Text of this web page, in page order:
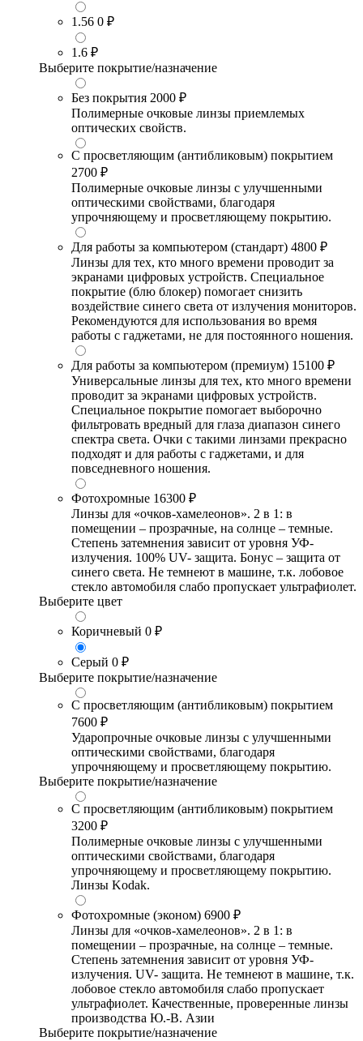
1.56 0 ₽
1.6 ₽
Выберите покрытие/назначение
Без покрытия 2000 ₽
Полимерные очковые линзы приемлемых
оптических свойств.
С просветляющим (антибликовым) покрытием
2700 ₽
Полимерные очковые линзы с улучшенными
оптическими свойствами, благодаря
упрочняющему и просветляющему покрытию.
Для работы за компьютером (стандарт) 4800 ₽
Линзы для тех, кто много времени проводит за
экранами цифровых устройств. Специальное
покрытие (блю блокер) помогает снизить
воздействие синего света от излучения мониторов.
Рекомендуются для использования во время
работы с гаджетами, не для постоянного ношения.
Для работы за компьютером (премиум) 15100 ₽
Универсальные линзы для тех, кто много времени
проводит за экранами цифровых устройств.
Специальное покрытие помогает выборочно
фильтровать вредный для глаза диапазон синего
спектра света. Очки с такими линзами прекрасно
подходят и для работы с гаджетами, и для
повседневного ношения.
Фотохромные 16300 ₽
Линзы для «очков-хамелеонов». 2 в 1: в
помещении – прозрачные, на солнце – темные.
Степень затемнения зависит от уровня УФ-
излучения. 100% UV- защита. Бонус – защита от
синего света. Не темнеют в машине, т.к. лобовое
стекло автомобиля слабо пропускает ультрафиолет.
Выберите цвет
Коричневый 0 ₽
Серый 0 ₽
Выберите покрытие/назначение
С просветляющим (антибликовым) покрытием
7600 ₽
Ударопрочные очковые линзы с улучшенными
оптическими свойствами, благодаря
упрочняющему и просветляющему покрытию.
Выберите покрытие/назначение
С просветляющим (антибликовым) покрытием
3200 ₽
Полимерные очковые линзы с улучшенными
оптическими свойствами, благодаря
упрочняющему и просветляющему покрытию.
Линзы Kodak.
Фотохромные (эконом) 6900 ₽
Линзы для «очков-хамелеонов». 2 в 1: в
помещении – прозрачные, на солнце – темные.
Степень затемнения зависит от уровня УФ-
излучения. UV- защита. Не темнеют в машине, т.к.
лобовое стекло автомобиля слабо пропускает
ультрафиолет. Качественные, проверенные линзы
производства Ю.-В. Азии
Выберите покрытие/назначение